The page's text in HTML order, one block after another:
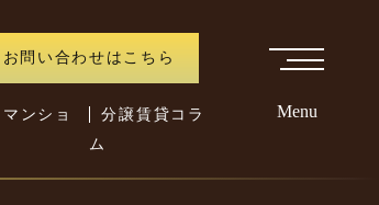
お問い合わせはこちら
ンショ
分譲賃貸コラ
ム
Menu